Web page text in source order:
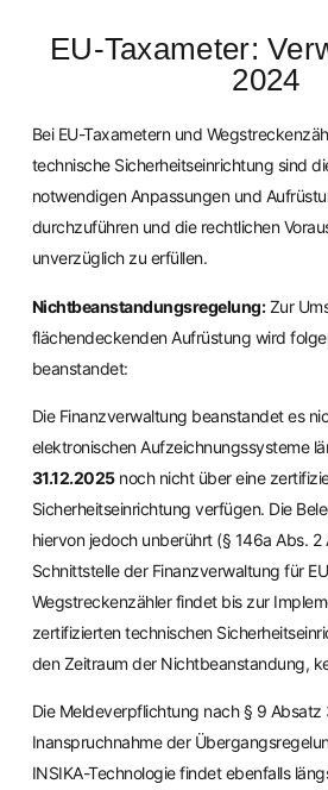
EU-Taxameter:
2024
Bei EU-Taxametern und
technische Sicherheitseinrichtung sind
notwendigen Anpassungen und
durchzuführen und die rechtlichen
unverzüglich zu erfüllen.
Nichtbeanstandungsregelung:Zur
flächendeckenden Aufrüstung wird
beanstandet:
Die Finanzverwaltung beanstandet es
elektronischen Aufzeichnungssysteme
31.12.2025noch nicht über eine
Sicherheitseinrichtung verfügen. Die
hiervon jedoch unberührt (§ 146a Abs. 2
Schnittstelle der Finanzverwaltung für
Wegstreckenzähler findet bis zur
zertifizierten technischen
den Zeitraum der Nichtbeanstandung,
Die Meldeverpflichtung nach § 9 Absatz
Inanspruchnahme der
INSIKA-Technologie findet ebenfalls